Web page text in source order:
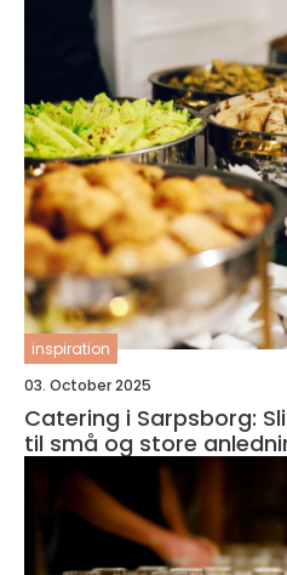
inspiration
03. October 2025
Catering i Sarpsborg:
til små og store